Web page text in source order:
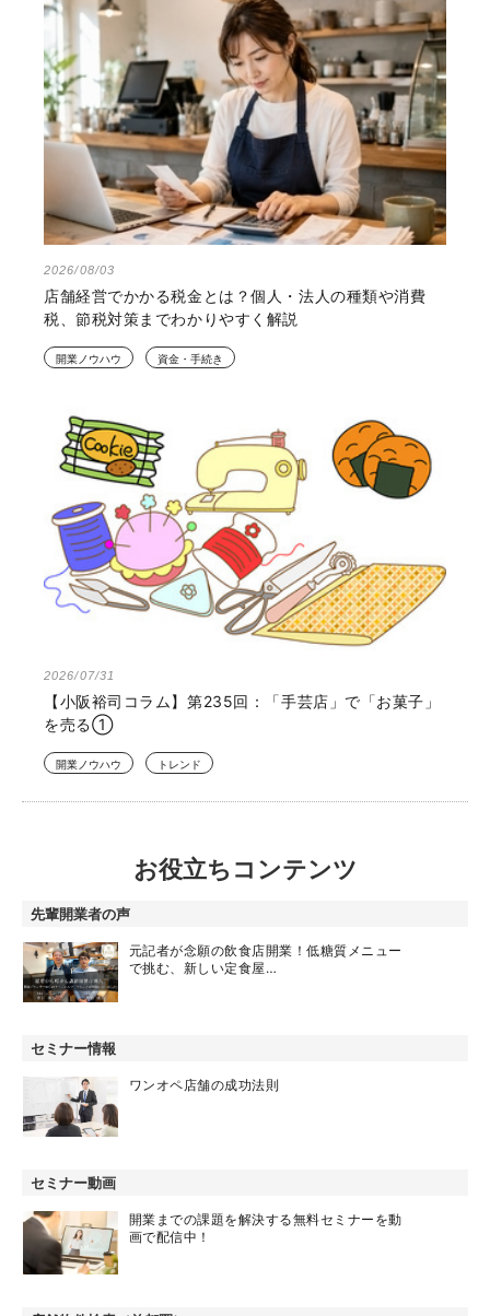
2026/08/03
店舗経営でかかる税金とは？個人・法人の種類や消費
税、節税対策までわかりやすく解説
開業ノウハウ 資金・手続き
2026/07/31
【小阪裕司コラム】第235回：「手芸店」で「お菓子」
を売る①
開業ノウハウ トレンド
お役立ちコンテンツ
先輩開業者の声
元記者が念願の飲食店開業！低糖質メニュー
で挑む、新しい定食屋…
セミナー情報
ワンオペ店舗の成功法則
セミナー動画
開業までの課題を解決する無料セミナーを動
画で配信中！